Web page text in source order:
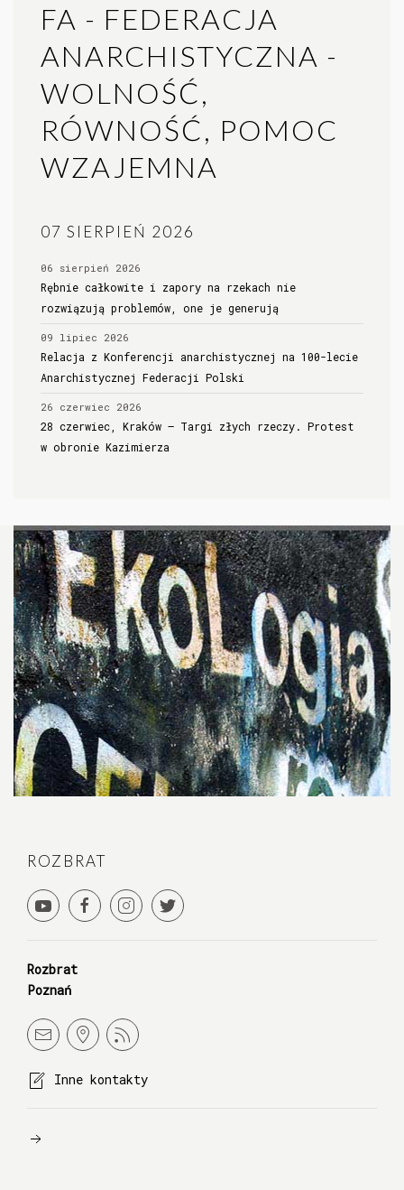
FA - FEDERACJA
ANARCHISTYCZNA -
WOLNOŚĆ,
RÓWNOŚĆ, POMOC
WZAJEMNA
07 SIERPIEŃ 2026
06 sierpień 2026
Rębnie całkowite i zapory na rzekach nie
rozwiązują problemów, one je generują
09 lipiec 2026
Relacja z Konferencji anarchistycznej na 100-lecie
Anarchistycznej Federacji Polski
26 czerwiec 2026
28 czerwiec, Kraków – Targi złych rzeczy. Protest
w obronie Kazimierza
ROZBRAT
Rozbrat
Poznań
Inne kontakty